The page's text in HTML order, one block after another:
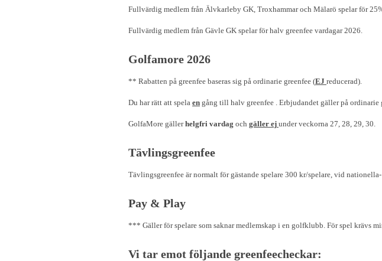
Fullvärdig medlem från Älvkarleby GK, Troxhammar och Mälarö spelar för
Fullvärdig medlem från Gävle GK spelar för halv greenfee vardagar 2026.
Golfamore 2026
** Rabatten på greenfee baseras sig på ordinarie greenfee (EJ reducerad).
Du har rätt att spela en gång till halv greenfee . Erbjudandet gäller på ordinarie
GolfaMore gällerhelgfri vardag och gäller ej under veckorna 27, 28, 29, 30.
Tävlingsgreenfee
Tävlingsgreenfee är normalt för gästande spelare 300 kr/spelare, vid
Pay & Play
*** Gäller för spelare som saknar medlemskap i en golfklubb. För spel krävs
Vi tar emot följande greenfeecheckar: